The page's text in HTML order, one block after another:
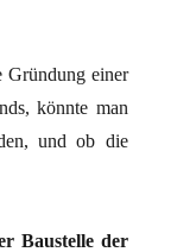
Gründung einer
könnte man
und ob die
Baustelle der